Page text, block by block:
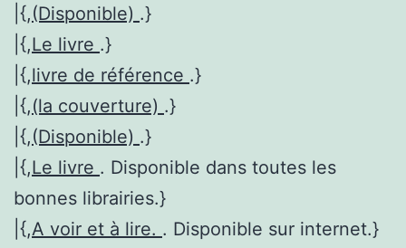
|{,(Disponible) .}
|{,Le livre .}
|{,livre de référence .}
|{,(la couverture) .}
|{,(Disponible) .}
|{,Le livre . Disponible dans toutes les
bonnes librairies.}
|{,A voir et à lire. . Disponible sur internet.}